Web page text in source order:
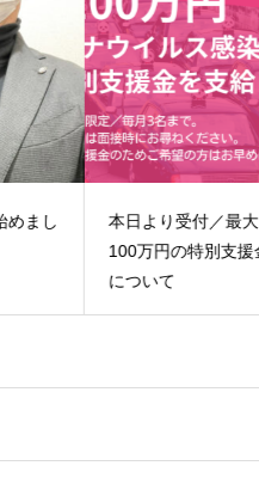
最大
援金
コロナ解雇、宮城県
７４３人 失業者増
続く